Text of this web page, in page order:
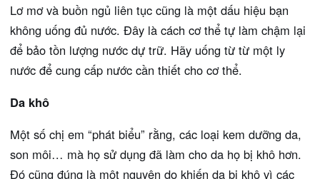
Lơ mơ và buồn ngủ liên tục cũng là một dấu hiệu bạn
không uống đủ nước. Đây là cách cơ thể tự làm chậm lại
để bảo tồn lượng nước dự trữ. Hãy uống từ từ một ly
nước để cung cấp nước cần thiết cho cơ thể.
Da khô
Một số chị em “phát biểu” rằng, các loại kem dưỡng da,
son môi… mà họ sử dụng đã làm cho da họ bị khô hơn.
Đó cũng đúng là một nguyên do khiến da bị khô vì các